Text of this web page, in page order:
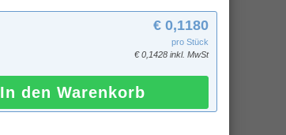
€ 0,1180
pro Stück
€ 0,1428 inkl. MwSt
In den Warenkorb